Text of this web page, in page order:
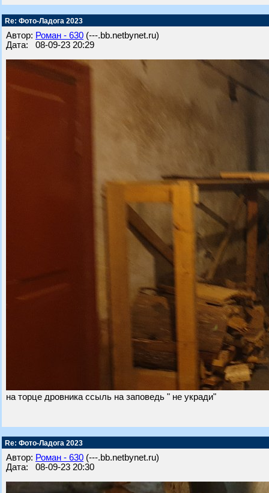
Re: Фото-Ладога 2023
Автор: Роман - 630 (---.bb.netbynet.ru)
Дата: 08-09-23 20:29
на торце дровника ссыль на заповедь " не укради"
Re: Фото-Ладога 2023
Автор: Роман - 630 (---.bb.netbynet.ru)
Дата: 08-09-23 20:30